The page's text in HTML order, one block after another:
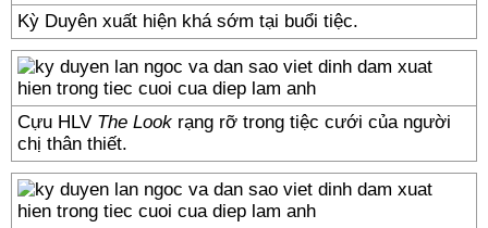
Kỳ Duyên xuất hiện khá sớm tại buổi tiệc.
Cựu HLV The Look rạng rỡ trong tiệc cưới của người
chị thân thiết.